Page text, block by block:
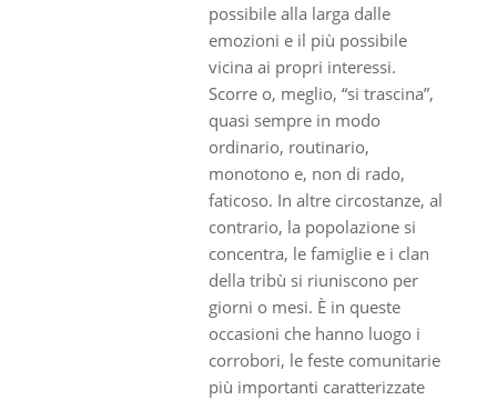
possibile alla larga dalle
emozioni e il più possibile
vicina ai propri interessi.
Scorre o, meglio, “si trascina”,
quasi sempre in modo
ordinario, routinario,
monotono e, non di rado,
faticoso. In altre circostanze, al
contrario, la popolazione si
concentra, le famiglie e i clan
della tribù si riuniscono per
giorni o mesi. È in queste
occasioni che hanno luogo i
corrobori, le feste comunitarie
più importanti caratterizzate